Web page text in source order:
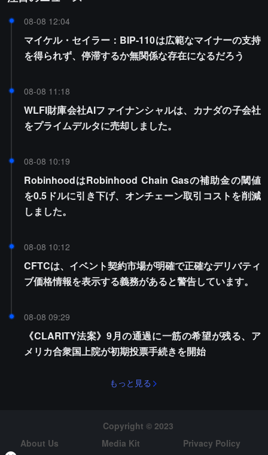
08-08 12:04
マイケル・セイラー：BIP-110は広範なマイナーの支持
を得られず、停滞するか無関係な存在になるだろう
08-08 11:18
WLFI財庫会社AIファイナンシャルは、カナダの子会社
をプライムデルタに売却しました。
08-08 10:19
RobinhoodはRobinhood Chain Gasの補助金の閾値
を0.5ドルに引き下げ、オンチェーン取引コストを削減
しました。
08-08 10:12
CFTCは、イベント契約市場が明確で正確なデリバティ
ブ価格情報を表示する義務があると警告しています。
08-08 09:29
《CLARITY法案》9月の通過に一筋の希望が残る、ア
メリカ合衆国上院が初期投票手続きを開始
もっと見る
Copyright © 2023
About Us
Media Kit
Privacy Policy